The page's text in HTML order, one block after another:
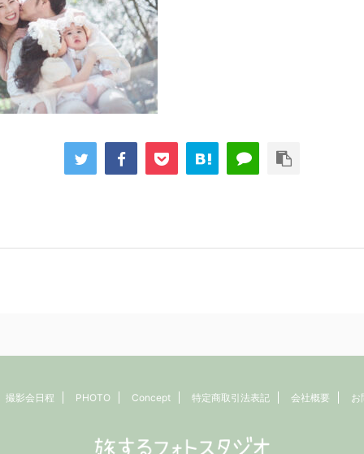
撮影会日程 PHOTO Concept 特定商取引法表記 会社概要 お